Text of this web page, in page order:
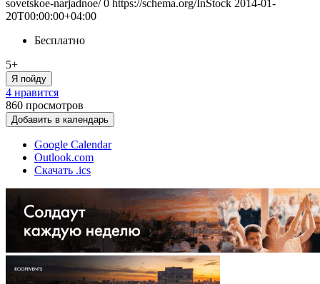
sovetskoe-narjadnoe/ 0 https://schema.org/InStock 2014-01-
20T00:00:00+04:00
Бесплатно
5+
Я пойду
4 нравится
860 просмотров
Добавить в календарь
Google Calendar
Outlook.com
Скачать .ics